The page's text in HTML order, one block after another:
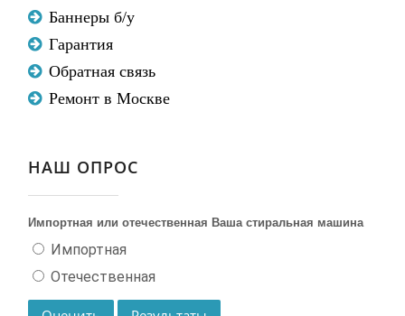
Баннеры б/у
Гарантия
Обратная связь
Ремонт в Москве
НАШ ОПРОС
Импортная или отечественная Ваша стиральная машина
Импортная
Отечественная